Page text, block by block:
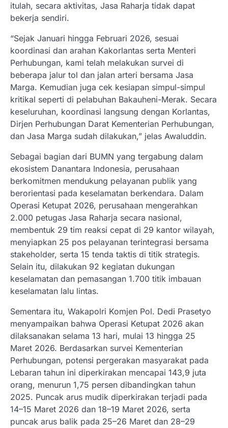
itulah, secara aktivitas, Jasa Raharja tidak dapat
bekerja sendiri.
“Sejak Januari hingga Februari 2026, sesuai
koordinasi dan arahan Kakorlantas serta Menteri
Perhubungan, kami telah melakukan survei di
beberapa jalur tol dan jalan arteri bersama Jasa
Marga. Kemudian juga cek kesiapan simpul-simpul
kritikal seperti di pelabuhan Bakauheni-Merak. Secara
keseluruhan, koordinasi langsung dengan Korlantas,
Dirjen Perhubungan Darat Kementerian Perhubungan,
dan Jasa Marga sudah dilakukan,” jelas Awaluddin.
Sebagai bagian dari BUMN yang tergabung dalam
ekosistem Danantara Indonesia, perusahaan
berkomitmen mendukung pelayanan publik yang
berorientasi pada keselamatan berkendara. Dalam
Operasi Ketupat 2026, perusahaan mengerahkan
2.000 petugas Jasa Raharja secara nasional,
membentuk 29 tim reaksi cepat di 29 kantor wilayah,
menyiapkan 25 pos pelayanan terintegrasi bersama
stakeholder, serta 15 tenda taktis di titik strategis.
Selain itu, dilakukan 92 kegiatan dukungan
keselamatan dan pemasangan 1.700 titik imbauan
keselamatan lalu lintas.
Sementara itu, Wakapolri Komjen Pol. Dedi Prasetyo
menyampaikan bahwa Operasi Ketupat 2026 akan
dilaksanakan selama 13 hari, mulai 13 hingga 25
Maret 2026. Berdasarkan survei Kementerian
Perhubungan, potensi pergerakan masyarakat pada
Lebaran tahun ini diperkirakan mencapai 143,9 juta
orang, menurun 1,75 persen dibandingkan tahun
2025. Puncak arus mudik diperkirakan terjadi pada
14–15 Maret 2026 dan 18–19 Maret 2026, serta
puncak arus balik pada 25–26 Maret dan 28–29